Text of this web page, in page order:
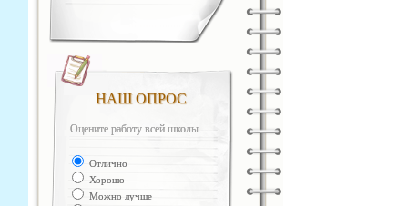
НАШ ОПРОС
Оцените работу всей школы
Отлично
Хорошо
Можно лучше